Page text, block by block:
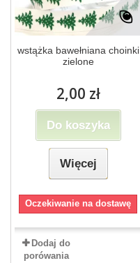
wstążka bawełniana choinki
zielone
2,00 zł
Do koszyka
Więcej
Oczekiwanie na dostawę
Dodaj do
porówania